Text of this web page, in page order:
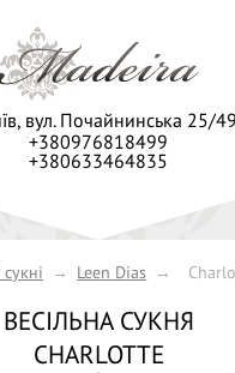
+380976818499
+380633464835
вул. Почайнинська 25/49
сукні → Leen Dias →
ВЕСІЛЬНА СУКНЯ
CHARLOTTE